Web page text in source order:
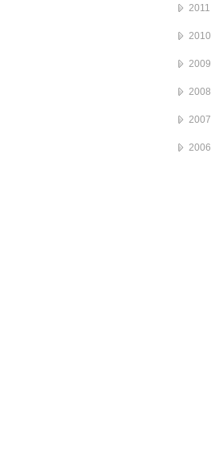
2011
2010
2009
2008
2007
2006